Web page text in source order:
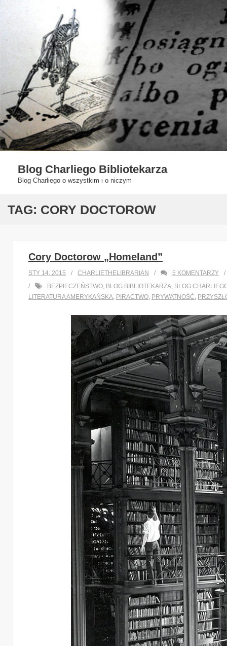
Blog Charliego Bibliotekarza
Blog Charliego o wszystkim i o niczym
TAG: CORY DOCTOROW
Cory Doctorow „Homeland”
STY 14, 2015 CHARLIETHELIBRARIAN 5 KOMENTARZY
BEZPIECZEŃSTWO, BLOG BIBLIOTEKARZA, BLOG
LITERATURA AMERYKAŃSKA, PIRACTWO, PRYWATNOŚĆ,